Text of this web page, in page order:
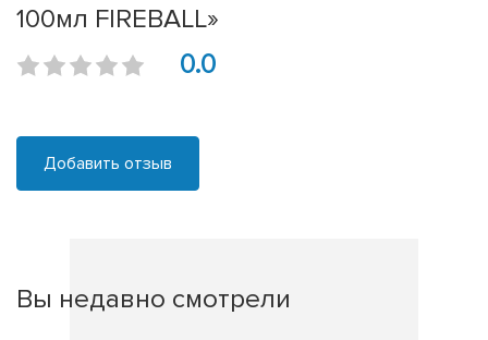
100мл FIREBALL»
0.0
Добавить отзыв
Вы недавно смотрели